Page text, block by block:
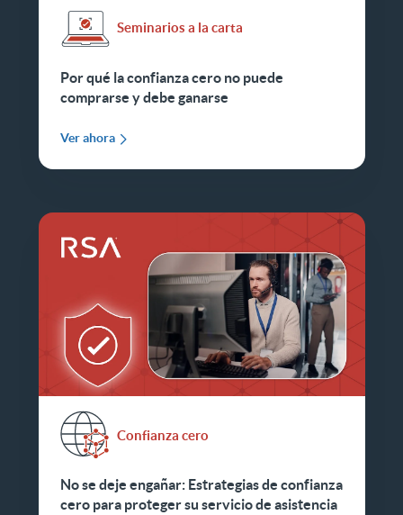
Seminarios a la carta
Por qué la confianza cero no puede
comprarse y debe ganarse
Ver ahora
Confianza cero
No se deje engañar: Estrategias de confianza
cero para proteger su servicio de asistencia